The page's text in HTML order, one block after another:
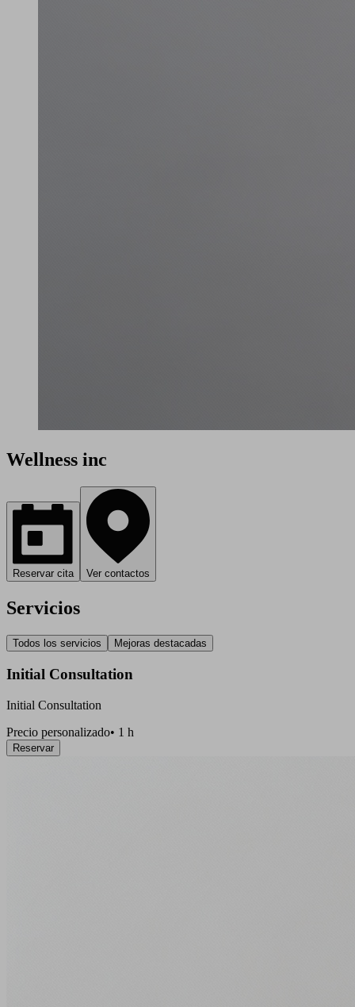
Wellness inc
Reservar cita Ver contactos
Servicios
Todos los servicios Mejoras destacadas
Initial Consultation
Initial Consultation
Precio personalizado• 1 h
Reservar